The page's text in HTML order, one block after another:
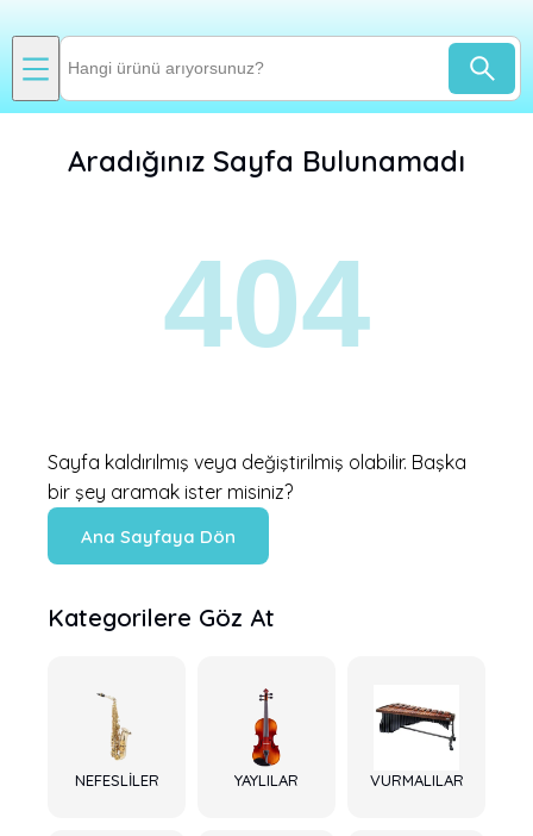
Aradığınız Sayfa Bulunamadı
Sayfa kaldırılmış veya değiştirilmiş olabilir. Başka
bir şey aramak ister misiniz?
Ana Sayfaya Dön
404
Kategorilere Göz At
NEFESLİLER YAYLILAR VURMALILAR